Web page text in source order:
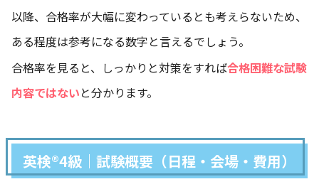
以降、合格率が大幅に変わっているとも考えらないため、
ある程度は参考になる数字と言えるでしょう。
合格率を見ると、しっかりと対策をすれば合格困難な試験
内容ではないと分かります。
英検®4級｜試験概要（日程・会場・費用）